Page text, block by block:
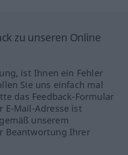
zu unseren Online
ist Ihnen ein Fehler
Sie uns einfach mal
das Feedback-Formular
E-Mail-Adresse ist
unserem
Beantwortung Ihrer